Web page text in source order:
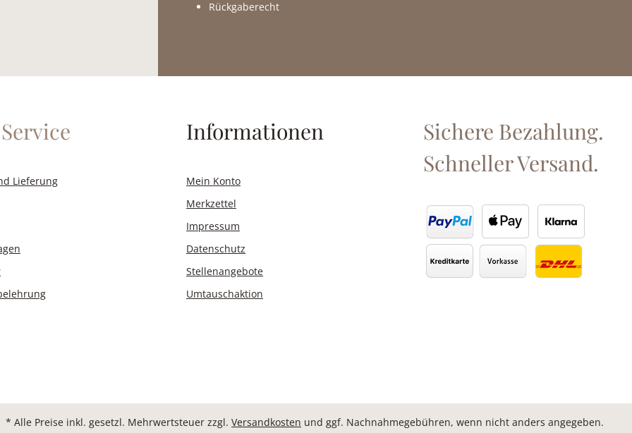
Rückgaberecht
Lieferung
Informationen
Mein Konto
Merkzettel
Impressum
Datenschutz
Stellenangebote
Umtauschaktion
Sichere Bezahlung.
Schneller Versand.
* Alle Preise inkl. gesetzl. Mehrwertsteuer zzgl. Versandkosten und ggf. Nachnahmegebühren, wenn nicht anders angegeben.